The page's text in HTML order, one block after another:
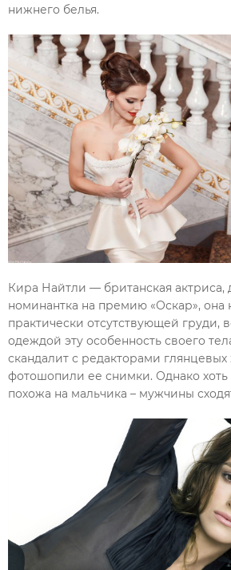
нижнего белья.
Кира Найтли — британская актриса,
номинантка на премию «Оскар», она
практически отсутствующей груди,
одеждой эту особенность своего
скандалит с редакторами
фотошопили ее снимки. Однако
похожа на мальчика – мужчины